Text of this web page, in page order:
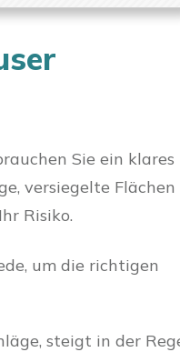
Sie ein klares
versiegelte
Risiko.
um die richtigen
steigt in der